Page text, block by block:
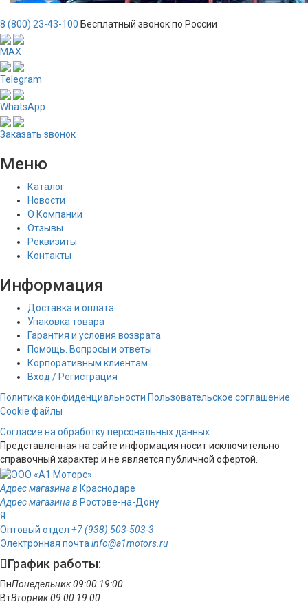
8 (800) 23-43-100 Бесплатный звонок по России
MAX
Telegram
WhatsApp
Заказать звонок
Меню
Каталог
Новости
О Компании
Отзывы
Реквизиты
Контакты
Информация
Доставка и оплата
Упаковка товара
Гарантия и условия возврата
Помощь. Вопросы и ответы
Корпоративным клиентам
Вход / Регистрация
Политика конфиденциальности Пользовательское соглашение
Cookie файлы
Согласие на обработку персональных данных
Представленная на сайте информация носит исключительно
справочный характер и не является публичной офертой.
Адрес магазина в Краснодаре
Адрес магазина в Ростове-на-Дону
Я
Оптовый отдел +7 (938) 503-503-3
Электронная почта info@a1motors.ru
График работы:
ПнПонедельник09:00 19:00
ВтВторник09:00 19:00